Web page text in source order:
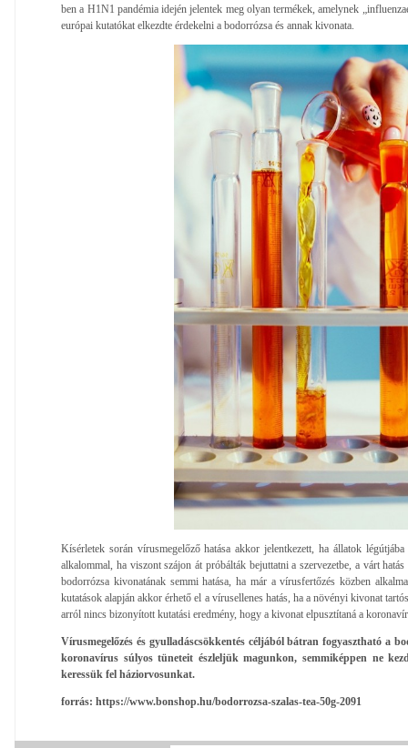
ben a H1N1 pandémia idején jelentek meg olyan termékek, amelynek
európai kutatókat elkezdte érdekelni a bodorrózsa és annak kivonata.
Kísérletek során vírusmegelőző hatása akkor jelentkezett, ha állatok
alkalommal, ha viszont szájon át próbálták bejuttatni a szervezetbe, a várt
bodorrózsa kivonatának semmi hatása, ha már a vírusfertőzés közben
kutatások alapján akkor érhető el a vírusellenes hatás, ha a növényi kivonat
arról nincs bizonyított kutatási eredmény, hogy a kivonat elpusztítaná a
Vírusmegelőzés és gyulladáscsökkentés céljából bátran fogyasztható a
koronavírus súlyos tüneteit észleljük magunkon, semmiképpen ne
keressük fel háziorvosunkat.
forrás: https://www.bonshop.hu/bodorrozsa-szalas-tea-50g-2091